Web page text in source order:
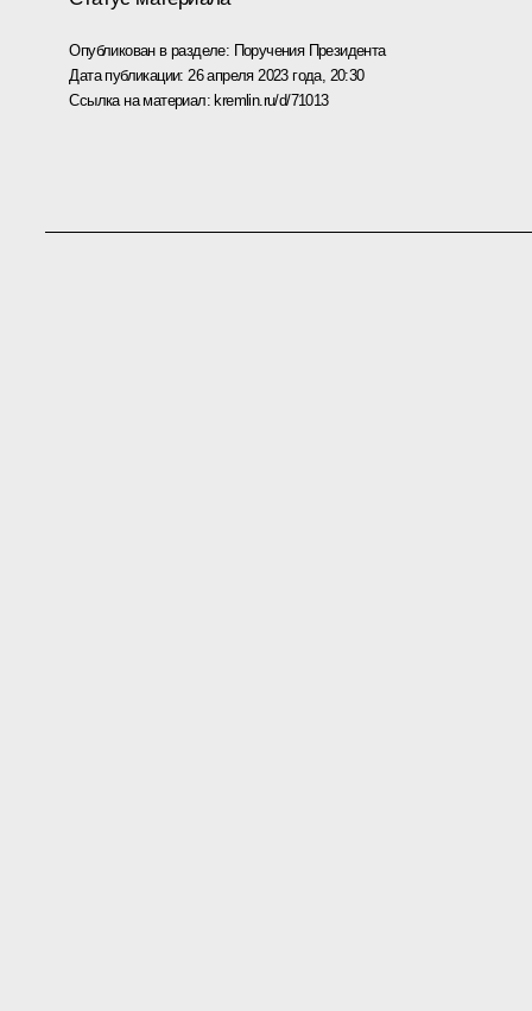
Опубликован в разделе: Поручения Президента
Дата публикации: 26 апреля 2023 года, 20:30
Ссылка на материал: kremlin.ru/d/71013